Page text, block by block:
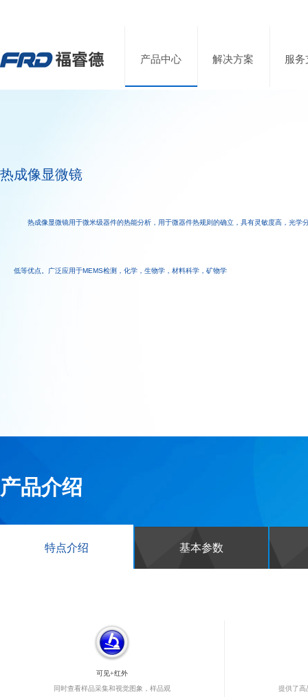
产品中心 解决方案 服
热成像显微镜
热成像显微镜用于微米级器件的热能分析，用于微器件热规则的确立，具有灵敏度高，光学
低等优点。广泛应用于MEMS检测，化学，生物学，材料科学，矿物学
产品介绍
特点介绍 基本参数
可见+红外
同时查看样品采集和视觉图象，样品观
提供了高